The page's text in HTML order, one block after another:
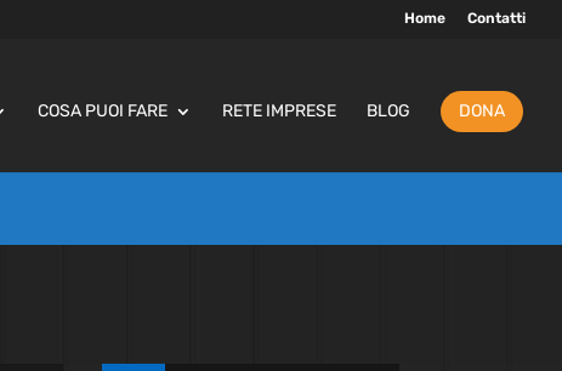
Home Contatti
COSA PUOI FARE RETE IMPRESE BLOG DONA